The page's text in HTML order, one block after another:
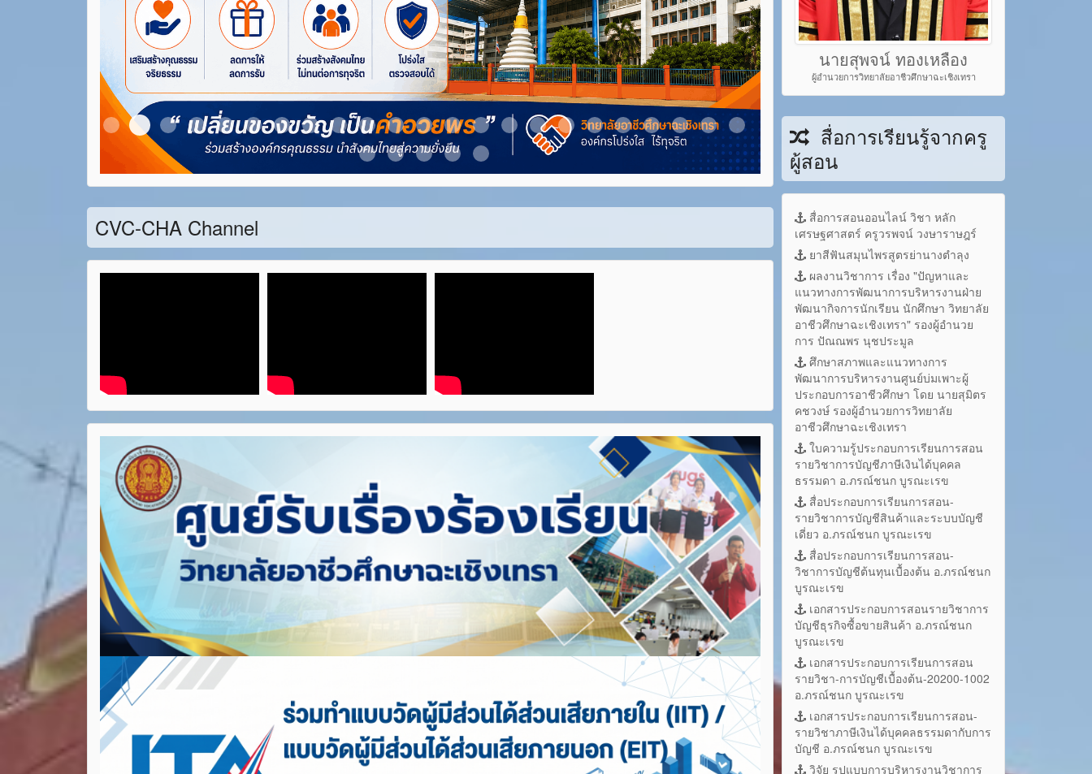
Item 1Item 2Item 3Item 4Item 5Item 6Item 7Item 8Item 9Item 10Item 11Item 12Item 13Item 14Item 15Item 16Item 17Item 18Item 19Item 20Item 21Item 22Item 23
Item 24Item 25Item 26 Item 27 Item 28
CVC-CHA Channel
นายสุพจน์ ทองเหลือง
ผู้อำนวยการวิทยาลัยอาชีวศึกษาฉะเชิงเทรา
สื่อการเรียนรู้จากครู
ผู้สอน
สื่อการสอนออนไลน์ วิชา หลัก
เศรษฐศาสตร์ ครูวรพจน์ วงษาราษฎร์
ยาสีฟันสมุนไพรสูตรย่านางตำลุง
ผลงานวิชาการ เรื่อง "ปัญหาและ
แนวทางการพัฒนาการบริหารงานฝ่าย
พัฒนากิจการนักเรียน นักศึกษา วิทยาลัย
อาชีวศึกษาฉะเชิงเทรา" รองผู้อำนวย
การ ปัณณพร นุชประมูล
ศึกษาสภาพและแนวทางการ
พัฒนาการบริหารงานศูนย์บ่มเพาะผู้
ประกอบการอาชีวศึกษา โดย นายสุมิตร
คชวงษ์ รองผู้อำนวยการวิทยาลัย
อาชีวศึกษาฉะเชิงเทรา
ใบความรู้ประกอบการเรียนการสอน
รายวิชาการบัญชีภาษีเงินได้บุคคล
ธรรมดา อ.ภรณ์ชนก บูรณะเรข
สื่อประกอบการเรียนการสอน-
รายวิชาการบัญชีสินค้าและระบบบัญชี
เดี่ยว อ.ภรณ์ชนก บูรณะเรข
สื่อประกอบการเรียนการสอน-
วิชาการบัญชีต้นทุนเบื้องต้น อ.ภรณ์ชนก
บูรณะเรข
เอกสารประกอบการสอนรายวิชาการ
บัญชีธุรกิจซื้อขายสินค้า อ.ภรณ์ชนก
บูรณะเรข
เอกสารประกอบการเรียนการสอน
รายวิชา-การบัญชีเบื้องต้น-20200-1002
อ.ภรณ์ชนก บูรณะเรข
เอกสารประกอบการเรียนการสอน-
รายวิชาภาษีเงินได้บุคคลธรรมดากับการ
บัญชี อ.ภรณ์ชนก บูรณะเรข
วิจัย รูปแบบการบริหารงานวิชาการ